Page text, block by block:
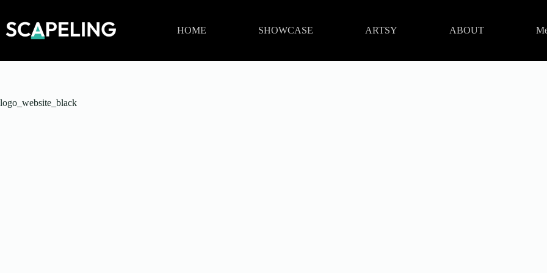
springen
HOME SHOWCASE ARTSY ABOUT
logo_website_black